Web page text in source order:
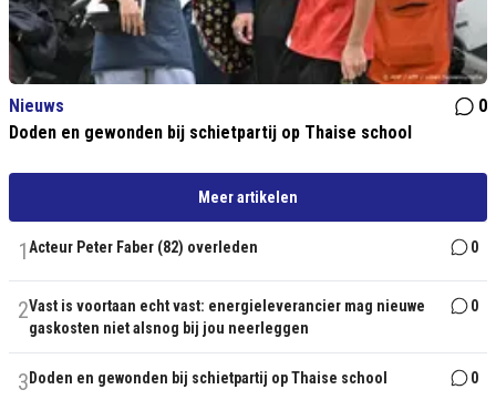
Nieuws
0
Doden en gewonden bij schietpartij op Thaise school
Meer artikelen
1Acteur Peter Faber (82) overleden 0
2Vast is voortaan echt vast: energieleverancier mag nieuwe
gaskosten niet alsnog bij jou neerleggen
0
3 Doden en gewonden bij schietpartij op Thaise school 0